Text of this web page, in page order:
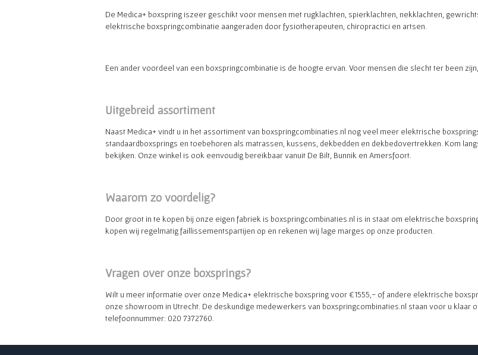
De Medica+ boxspring iszeer geschikt voor mensen met rugklachten, spierklachten, nekklachten,
elektrische boxspringcombinatie aangeraden door fysiotherapeuten, chiropractici en artsen.
Een ander voordeel van een boxspringcombinatie is de hoogte ervan. Voor mensen die slecht ter been
Uitgebreid assortiment
Naast Medica+ vindt u in het assortiment van boxspringcombinaties.nl nog veel meer elektrische
standaardboxsprings en toebehoren als matrassen, kussens, dekbedden en dekbedovertrekken. Kom
bekijken. Onze winkel is ook eenvoudig bereikbaar vanuit De Bilt, Bunnik en Amersfoort.
Waarom zo voordelig?
Door groot in te kopen bij onze eigen fabriek is boxspringcombinaties.nl is in staat om elektrische
kopen wij regelmatig faillissementspartijen op en rekenen wij lage marges op onze producten.
Vragen over onze boxsprings?
Wilt u meer informatie over onze Medica+ elektrische boxspring voor €1555,- of andere elektrische
onze showroom in Utrecht. De deskundige medewerkers van boxspringcombinaties.nl staan voor u klaar
telefoonnummer: 020 7372760.